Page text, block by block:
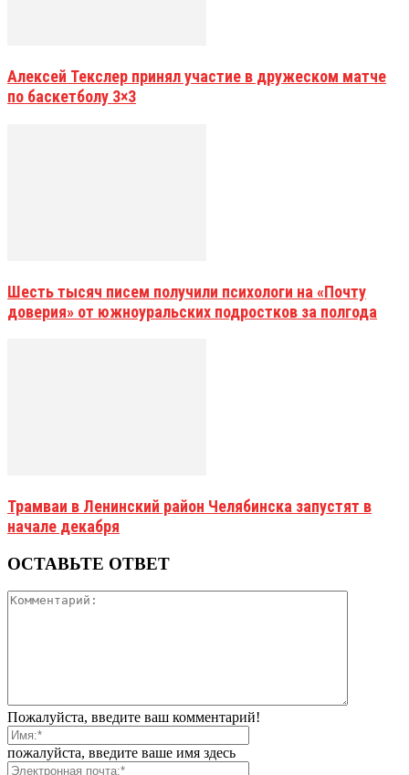
Алексей Текслер принял участие в дружеском матче
по баскетболу 3×3
Шесть тысяч писем получили психологи на «Почту
доверия» от южноуральских подростков за полгода
Трамваи в Ленинский район Челябинска запустят в
начале декабря
ОСТАВЬТЕ ОТВЕТ
Пожалуйста, введите ваш комментарий!
пожалуйста, введите ваше имя здесь